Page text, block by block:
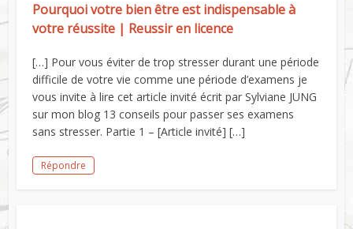
Pourquoi votre bien être est indispensable à
votre réussite | Reussir en licence
[…] Pour vous éviter de trop stresser durant une période
difficile de votre vie comme une période d’examens je
vous invite à lire cet article invité écrit par Sylviane JUNG
sur mon blog 13 conseils pour passer ses examens
sans stresser. Partie 1 – [Article invité] […]
Répondre